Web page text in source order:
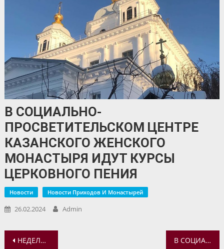
В СОЦИАЛЬНО-
ПРОСВЕТИТЕЛЬСКОМ ЦЕНТРЕ
КАЗАНСКОГО ЖЕНСКОГО
МОНАСТЫРЯ ИДУТ КУРСЫ
ЦЕРКОВНОГО ПЕНИЯ
Новости Новости Приходов И Монастырей
26.02.2024 Admin
Навигация
НЕДЕЛЯ О МЫТАРЕ И ФАРИСЕЕ. УСПЕНСКИЙ КАФЕДРАЛЬНЫЙ СОБОР ЯРОСЛАВЛЯ В СОЦИАЛЬНО-ПРОСВЕТИТЕЛЬСКОМ ЦЕНТРЕ ПРИ КАЗАНСКОМ ЖЕНСКОМ МОНАСТЫРЕ ПРОХОДЯТ ЗАНЯТИЯ «ЖИВАЯ РЕЧЬ»